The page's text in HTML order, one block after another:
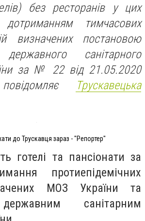
без ресторанів у цих
тимчасових
визначених постановою
санітарного
за № 22 від 21.05.2020
Трускавецька
до Трускавця зараз - "Репортер"
готелі та пансіонати за
протиепідемічних
МОЗ України та
санітарним